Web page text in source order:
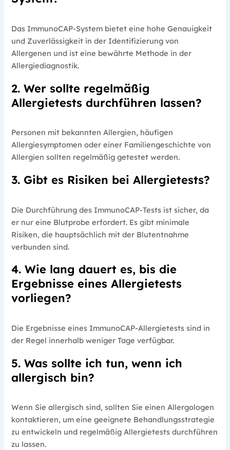
Das ImmunoCAP-System bietet eine hohe Genauigkeit
und Zuverlässigkeit in der Identifizierung von
Allergenen und ist eine bewährte Methode in der
Allergiediagnostik.
2. Wer sollte regelmäßig
Allergietests durchführen lassen?
Personen mit bekannten Allergien, häufigen
Allergiesymptomen oder einer Familiengeschichte von
Allergien sollten regelmäßig getestet werden.
3. Gibt es Risiken bei Allergietests?
Die Durchführung des ImmunoCAP-Tests ist sicher, da
er nur eine Blutprobe erfordert. Es gibt minimale
Risiken, die hauptsächlich mit der Blutentnahme
verbunden sind.
4. Wie lang dauert es, bis die
Ergebnisse eines Allergietests
vorliegen?
Die Ergebnisse eines ImmunoCAP-Allergietests sind in
der Regel innerhalb weniger Tage verfügbar.
5. Was sollte ich tun, wenn ich
allergisch bin?
Wenn Sie allergisch sind, sollten Sie einen Allergologen
kontaktieren, um eine geeignete Behandlungsstrategie
zu entwickeln und regelmäßig Allergietests durchführen
zu lassen.